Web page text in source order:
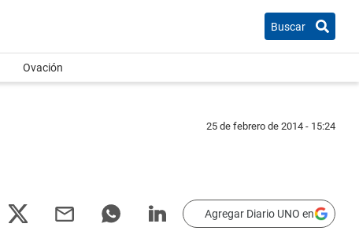
Buscar
Ovación
25 de febrero de 2014 - 15:24
Agregar Diario UNO en